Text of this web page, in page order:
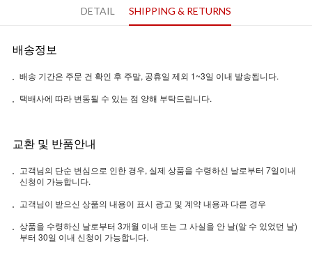
DETAIL SHIPPING & RETURNS
배송정보
배송 기간은 주문 건 확인 후 주말, 공휴일 제외 1~3일 이내 발송됩니다.
택배사에 따라 변동될 수 있는 점 양해 부탁드립니다.
교환 및 반품안내
고객님의 단순 변심으로 인한 경우, 실제 상품을 수령하신 날로부터 7일이내
신청이 가능합니다.
고객님이 받으신 상품의 내용이 표시 광고 및 계약 내용과 다른 경우
상품을 수령하신 날로부터 3개월 이내 또는 그 사실을 안 날(알 수 있었던 날)
부터 30일 이내 신청이 가능합니다.